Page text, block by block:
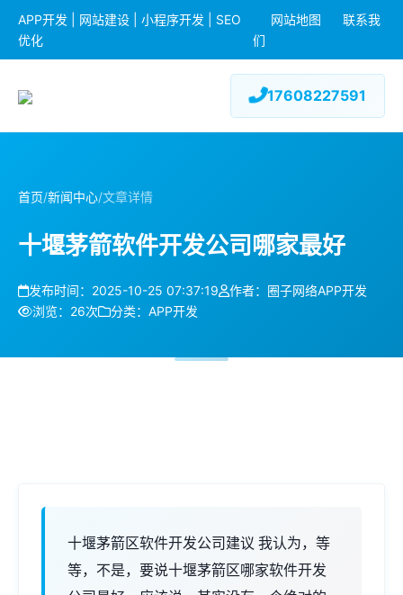
APP开发 | 网站建设 | 小程序开发 | SEO
优化
网站地图
联系我
们
17608227591
首页/新闻中心/文章详情
十堰茅箭软件开发公司哪家最好
发布时间：2025-10-25 07:37:19
作者：圈子网络APP开发
浏览：26次
分类：APP开发
十堰茅箭区软件开发公司建议 我认为，等
等，不是，要说十堰茅箭区哪家软件开发